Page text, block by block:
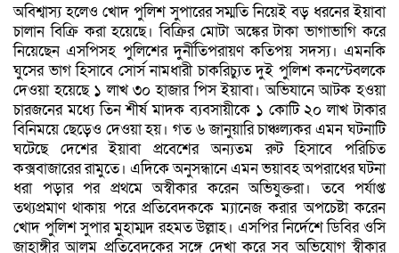
অবিশ্বাস্য হলেও খোদ পুলিশ সুপারের সম্মতি নিয়েই বড় ধরনের ইয়াবা
চালান বিক্রি করা হয়েছে। বিক্রির মোটা অঙ্কের টাকা ভাগাভাগি করে
নিয়েছেন এসপিসহ পুলিশের দুর্নীতিপরায়ণ কতিপয় সদস্য। এমনকি
ঘুসের ভাগ হিসাবে সোর্স নামধারী চাকরিচ্যুত দুই পুলিশ কনস্টেবলকে
দেওয়া হয়েছে ১ লাখ ৩০ হাজার পিস ইয়াবা। অভিযানে আটক হওয়া
চারজনের মধ্যে তিন শীর্ষ মাদক ব্যবসায়ীকে ১ কোটি ২০ লাখ টাকার
বিনিময়ে ছেড়েও দেওয়া হয়। গত ৬ জানুয়ারি চাঞ্চল্যকর এমন ঘটনাটি
ঘটেছে দেশের ইয়াবা প্রবেশের অন্যতম রুট হিসাবে পরিচিত
কক্সবাজারের রামুতে। এদিকে অনুসন্ধানে এমন ভয়াবহ অপরাধের ঘটনা
ধরা পড়ার পর প্রথমে অস্বীকার করেন অভিযুক্তরা। তবে পর্যাপ্ত
তথ্যপ্রমাণ থাকায় পরে প্রতিবেদককে ম্যানেজ করার অপচেষ্টা করেন
খোদ পুলিশ সুপার মুহাম্মদ রহমত উল্লাহ। এসপির নির্দেশে ডিবির ওসি
জাহাঙ্গীর আলম প্রতিবেদকের সঙ্গে দেখা করে সব অভিযোগ স্বীকার